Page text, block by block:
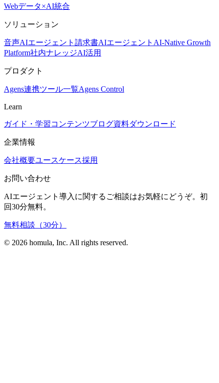
Webデータ×AI統合
ソリューション
音声AIエージェント 請求書AIエージェント AI-Native Growth
Platform社内ナレッジAI活用
プロダクト
Agens連携ツール一覧Agens Control
Learn
ガイド・学習コンテンツブログ資料ダウンロード
企業情報
会社概要ユースケース採用
お問い合わせ
AIエージェント導入に関するご相談はお気軽にどうぞ。初
回30分無料。
無料相談（30分）
© 2026 homula, Inc. All rights reserved.